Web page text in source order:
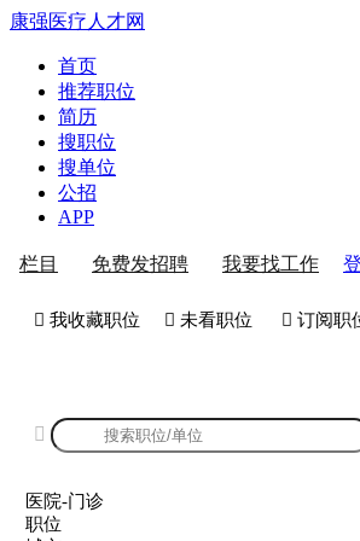
康强医疗人才网
首页
推荐职位
简历
搜职位
搜单位
公招
APP
栏目 免费发招聘 我要找工作
 我收藏职位  未看职位  订阅职

医院-门诊
职位